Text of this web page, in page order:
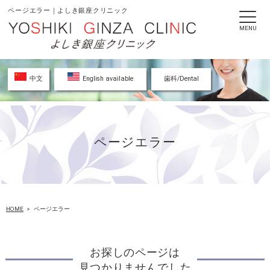
ページエラー｜よしき銀座クリニック
中文 English available 歯科/Dental
ページエラー
HOME ページエラー
お探しのページは
見つかりませんでした
MENU